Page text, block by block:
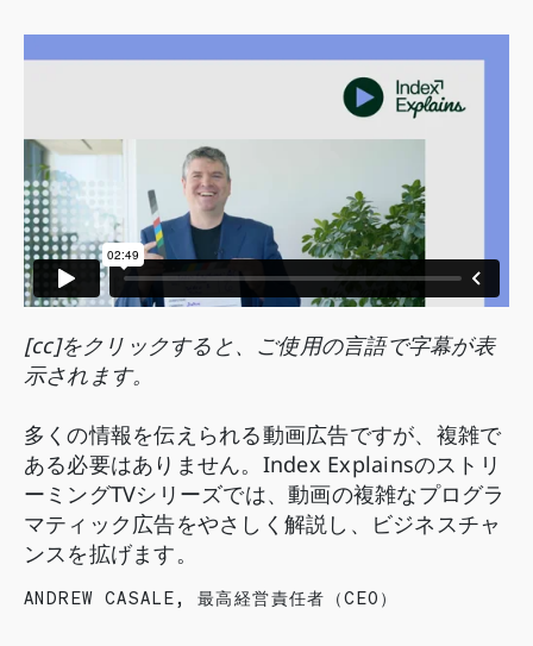
ANDREW CASALE ,最高経営責任者（CEO）
[cc]をクリックすると、ご使用の言語で字幕が表
示されます。
多くの情報を伝えられる動画広告ですが、複雑で
ある必要はありません。Index Explainsのストリ
ーミングTVシリーズでは、動画の複雑なプログラ
マティック広告をやさしく解説し、ビジネスチャ
ンスを拡げます。